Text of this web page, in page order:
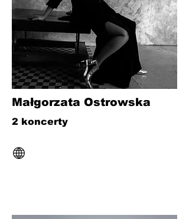
Małgorzata Ostrowska
2 koncerty